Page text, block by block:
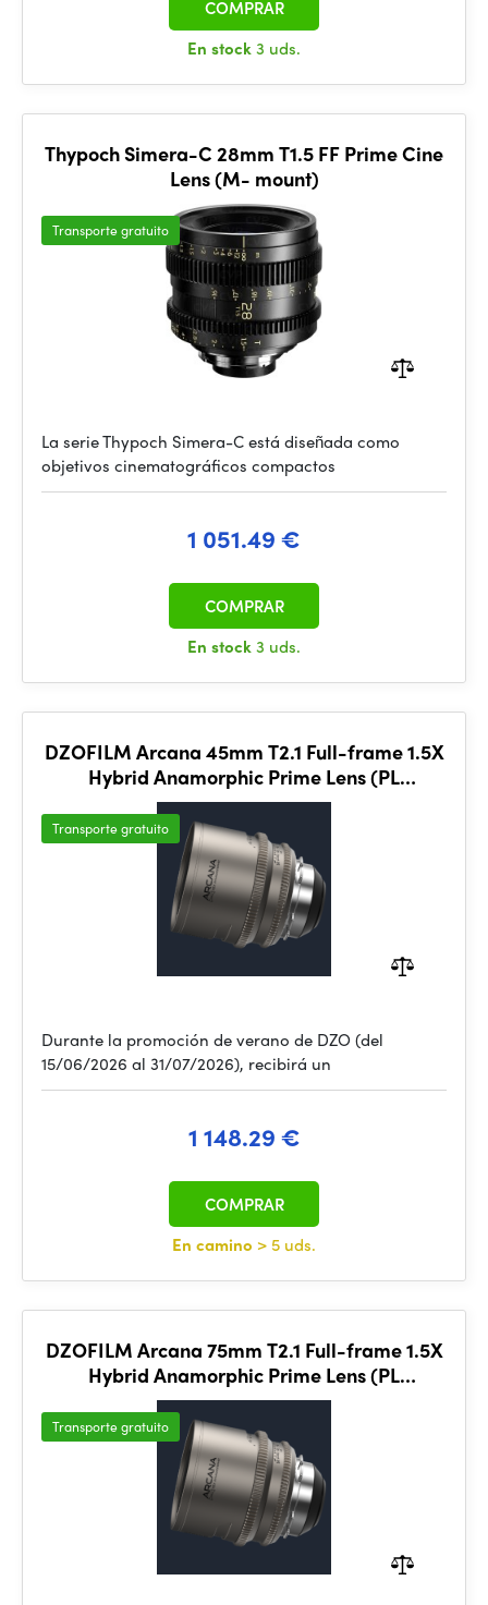
En stock3 uds.
COMPRAR
Thypoch Simera-C 28mm T1.5 FF Prime Cine
Lens (M- mount)
Transporte gratuito
La serie Thypoch Simera-C está diseñada como
objetivos cinematográficos compactos
1 051.49 €
En stock3 uds.
COMPRAR
DZOFILM Arcana 45mm T2.1 Full-frame 1.5X
Hybrid Anamorphic Prime Lens (PL
mount,meter)
Transporte gratuito
Durante la promoción de verano de DZO (del
15/06/2026 al 31/07/2026), recibirá un
1 148.29 €
En camino > 5 uds.
COMPRAR
DZOFILM Arcana 75mm T2.1 Full-frame 1.5X
Hybrid Anamorphic Prime Lens (PL
mount,meter)
Transporte gratuito